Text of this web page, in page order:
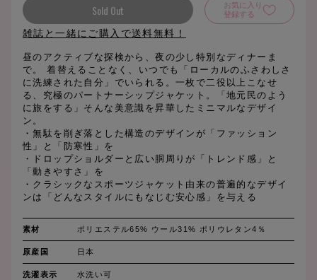
Sold Out
お気に入り
登録する
雑誌と一緒にご購入で送料無料！
昼のアクティブな探検から、夜の少し特別なディナーま
で。 着替えることなく、いつでも「ローカルのふさわしさ
に洗練された自分」でいられる。一枚で二役以上こなせ
る、究極のパートナーシップジャケット。「地元民のよう
に旅をする」そんな美意識を昇華したミニマルなデザイ
ン。
・無駄を削ぎ落とした構造のデザインが「ファッション
性」と「防寒性」を
・ドロップショルダーと広い胴周りが「トレンド感」と
「動きやすさ」を
・クラシックなスポーツジャケット由来の普遍的なデザイ
ンは「どんなスタイルにもなじむ安心感」を与える
素材 ポリエステル65% ウール31% ポリウレタン4％
原産国 日本
洗濯表示 水洗い可